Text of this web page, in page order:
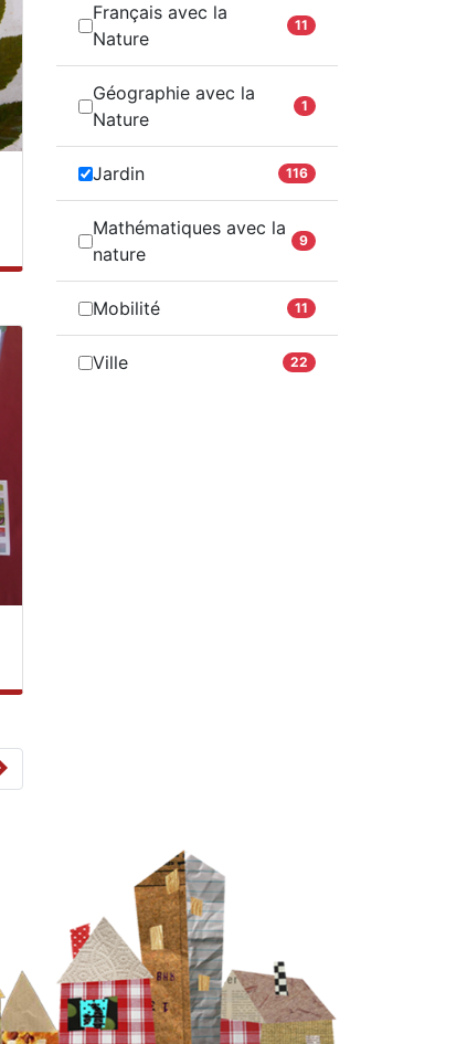
Français avec la
Nature
11
Géographie avec la
Nature
1
Jardin 116
Mathématiques avec la
nature
9
Mobilité 11
Ville 22